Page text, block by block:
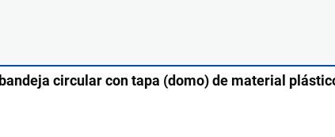
bandeja circular con tapa (domo) de material